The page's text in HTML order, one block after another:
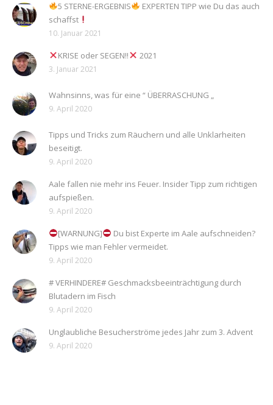
5 STERNE-ERGEBNIS
EXPERTEN TIPP wie Du das auch
schaffst
10. Januar 2021
KRISE oder SEGEN!! 2021
3. Januar 2021
Wahnsinns, was für eine “ ÜBERRASCHUNG „
9. April 2020
Tipps und Tricks zum Räuchern und alle Unklarheiten
beseitigt.
9. April 2020
Aale fallen nie mehr ins Feuer. Insider Tipp zum richtigen
aufspießen.
9. April 2020
[WARNUNG]
Du bist Experte im Aale aufschneiden?
Tipps wie man Fehler vermeidet.
9. April 2020
# VERHINDERE# Geschmacksbeeinträchtigung durch
Blutadern im Fisch
9. April 2020
Unglaubliche Besucherströme jedes Jahr zum 3. Advent
9. April 2020